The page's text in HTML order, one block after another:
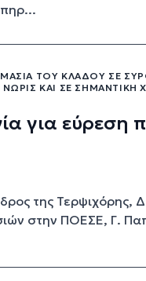
ΤΟΥ ΚΛΆΔΟΥ ΣΕ
ΚΑΙ ΣΕ
για εύρεση
της Τερψιχόρης,
στην ΠΟΕΣΕ, Γ.